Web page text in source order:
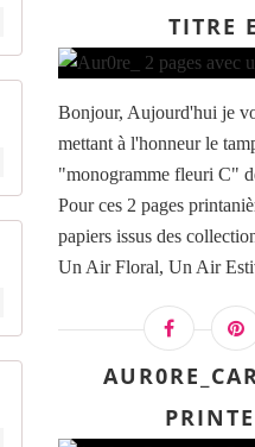
TITRE
Bonjour, Aujourd'hui je
mettant à l'honneur le
"monogramme fleuri C"
Pour ces 2 pages
papiers issus des
Un Air Floral, Un Air